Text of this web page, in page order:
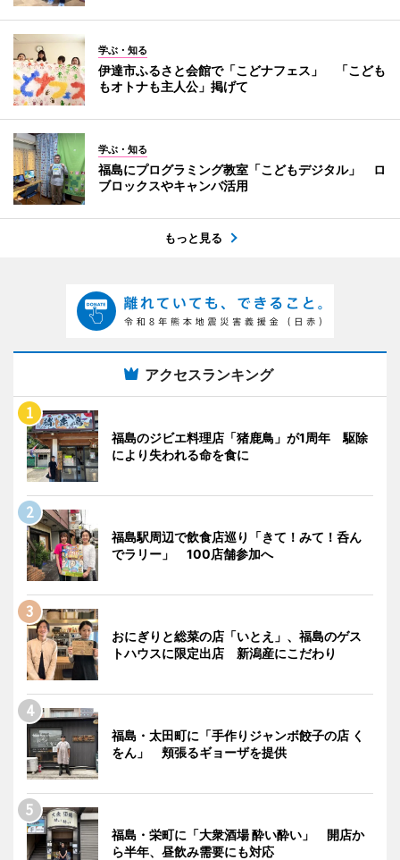
学ぶ・知る
伊達市ふるさと会館で「こどナフェス」 「こども
もオトナも主人公」掲げて
学ぶ・知る
福島にプログラミング教室「こどもデジタル」 ロ
ブロックスやキャンバ活用
もっと見る
アクセスランキング
福島のジビエ料理店「猪鹿鳥」が1周年 駆除
により失われる命を食に
福島駅周辺で飲食店巡り「きて！みて！呑ん
でラリー」 100店舗参加へ
おにぎりと総菜の店「いとえ」、福島のゲス
トハウスに限定出店 新潟産にこだわり
福島・太田町に「手作りジャンボ餃子の店 く
をん」 頬張るギョーザを提供
福島・栄町に「大衆酒場 酔い酔い」 開店か
ら半年、昼飲み需要にも対応